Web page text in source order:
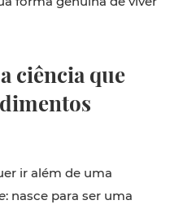
ciência que
ir além de uma
: nasce para ser uma